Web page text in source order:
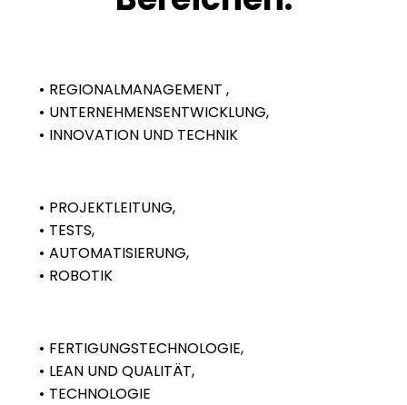
REGIONALMANAGEMENT ,
UNTERNEHMENSENTWICKLUNG,
INNOVATION UND TECHNIK
PROJEKTLEITUNG,
TESTS,
AUTOMATISIERUNG,
ROBOTIK
FERTIGUNGSTECHNOLOGIE,
LEAN UND QUALITÄT,
TECHNOLOGIE